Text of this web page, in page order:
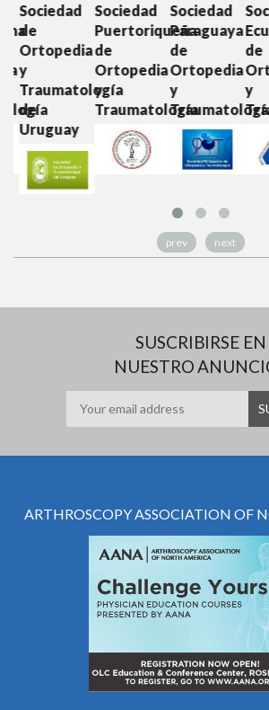
Sociedad
de
Ortopedia
y
Traumatología
de
Uruguay
Sociedad
Puertoriqueña
de
Ortopedia
y
Traumatología
Sociedad
Paraguaya
de
Ortopedia
y
Traumatología
de
y
prev next
SUSCRIBIRSE EN
NUESTRO
ARTHROSCOPY ASSOCIATION OF